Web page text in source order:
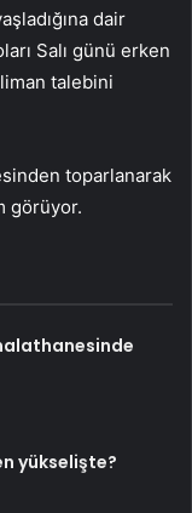
dair
Salı günü erken
talebini
toparlanarak
görüyor.
yükselişte?